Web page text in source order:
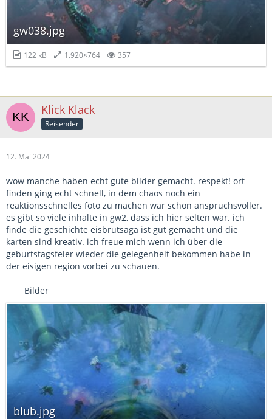
gw038.jpg
122 kB 1.920×764 357
Klick Klack
Reisender
12. Mai 2024
wow manche haben echt gute bilder gemacht. respekt! ort
finden ging echt schnell, in dem chaos noch ein
reaktionsschnelles foto zu machen war schon anspruchsvoller.
es gibt so viele inhalte in gw2, dass ich hier selten war. ich
finde die geschichte eisbrutsaga ist gut gemacht und die
karten sind kreativ. ich freue mich wenn ich über die
geburtstagsfeier wieder die gelegenheit bekommen habe in
der eisigen region vorbei zu schauen.
Bilder
blub.jpg